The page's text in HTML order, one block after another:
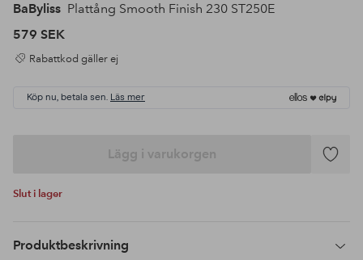
BaByliss Plattång Smooth Finish 230 ST250E
579 SEK
Rabattkod gäller ej
Köp nu, betala sen. Läs mer
Lägg i varukorgen
Lägg
Slut i lager
Produktbeskrivning